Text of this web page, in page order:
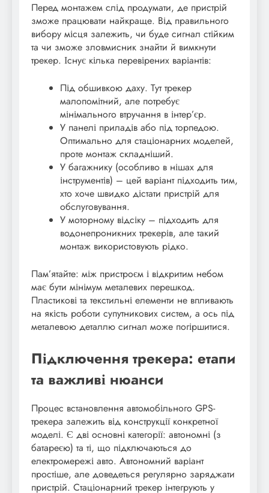
Перед монтажем слід продумати, де пристрій
зможе працювати найкраще. Від правильного
вибору місця залежить, чи буде сигнал стійким
та чи зможе зловмисник знайти й вимкнути
трекер. Існує кілька перевірених варіантів:
Під обшивкою даху. Тут трекер
малопомітний, але потребує
мінімального втручання в інтер’єр.
У панелі приладів або під торпедою.
Оптимально для стаціонарних моделей,
проте монтаж складніший.
У багажнику (особливо в нішах для
інструментів) – цей варіант підходить тим,
хто хоче швидко дістати пристрій для
обслуговування.
У моторному відсіку – підходить для
водонепроникних трекерів, але такий
монтаж використовують рідко.
Пам’ятайте: між пристроєм і відкритим небом
має бути мінімум металевих перешкод.
Пластикові та текстильні елементи не впливають
на якість роботи супутникових систем, а ось під
металевою деталлю сигнал може погіршитися.
Підключення трекера: етапи
та важливі нюанси
Процес встановлення автомобільного GPS-
трекера залежить від конструкції конкретної
моделі. Є дві основні категорії: автономні (з
батареєю) та ті, що підключаються до
електромережі авто. Автономний варіант
простіше, але доведеться регулярно заряджати
пристрій. Стаціонарний трекер інтегрують у